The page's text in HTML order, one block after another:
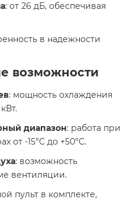
: от 26 дБ, обеспечивая
в надежности
возможности
: мощность охлаждения
диапазон: работа при
от -15°C до +50°C.
: возможность
вентиляции.
пульт в комплекте,